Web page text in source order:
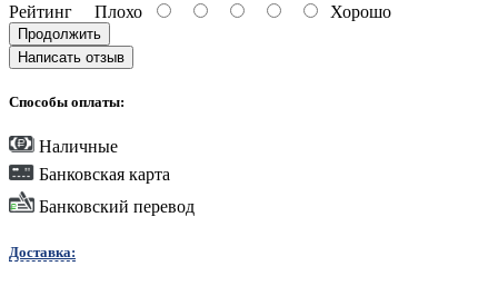
Рейтинг Плохо Хорошо
Продолжить
Написать отзыв
Способы оплаты:
Наличные
Банковская карта
Банковский перевод
Доставка: